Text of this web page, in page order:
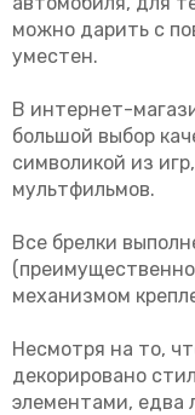
можно дарить с
уместен.
В интернет-
большой выбор
символикой из
мультфильмов.
Все брелки
механизмом
Несмотря на то,
декорировано
элементами, едва